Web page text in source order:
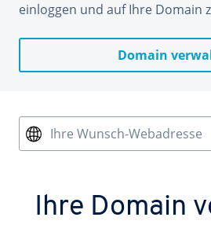
einloggen und auf Ihre Domain
Domain
Ihre Wunsch-Webadresse
Ihre Domain